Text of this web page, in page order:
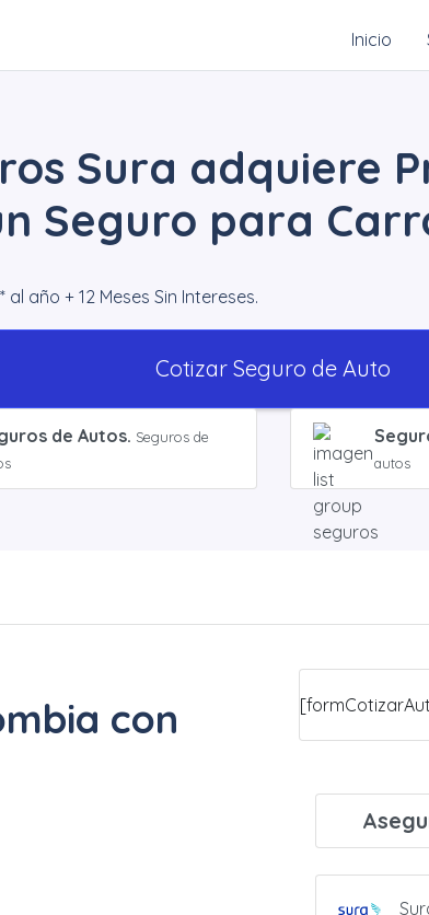
Inicio
Sura adquiere
Seguro para
al año + 12 Meses Sin Intereses.
Cotizar Seguro de Auto
de Autos. Seguros de
autos
con